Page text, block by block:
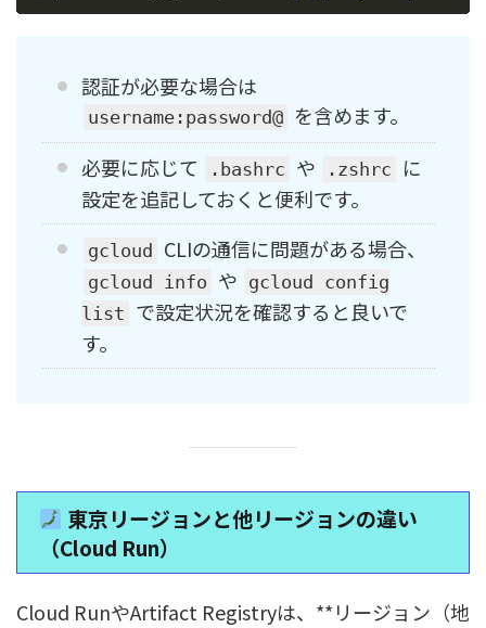
認証が必要な場合は
username:password@ を含めます。
必要に応じて
.bashrc や .zshrc
に
設定を追記しておくと便利です。
gcloud CLIの通信に問題がある場合、
gcloud info や gcloud config
list で設定状況を確認すると良いで
す。
東京リージョンと他リージョンの違い
（Cloud Run）
Cloud RunやArtifact Registryは、**リージョン（地